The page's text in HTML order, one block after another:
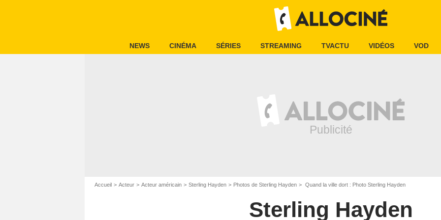
NEWS CINÉMA SÉRIES STREAMING TVACTU VIDÉOS VOD
Accueil Acteur Acteur américain Sterling Hayden Photos de Sterling Hayden Quand la ville dort : Photo Sterling Hayden
Sterling Hayden